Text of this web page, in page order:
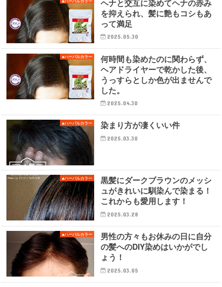
ヘナと交互に染めてヘナの赤み
を抑えられ、髪に艶もコシもあ
って満足
2025.05.30
■ハーバルカラー
何時間も染めたのに関わらず、
ヘアドライヤーで乾かした後、
うっすらとしか色が出ませんで
した。
2025.04.30
■ハーバルカラー 染まり方が凄くいい件
2025.03.30
■ハーバルカラー
黒髪にダークブラウンのメッシ
ュがきれいに馴染んで染まる！
これからも愛用します！
2025.03.28
■ハーバルカラー
男性の方々もお休みの日に自分
の髪へのDIY染めはいかがでし
ょう！
2025.03.05